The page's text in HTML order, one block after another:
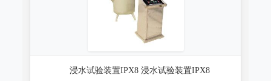
浸水试验装置IPX8 浸水试验装置IPX8